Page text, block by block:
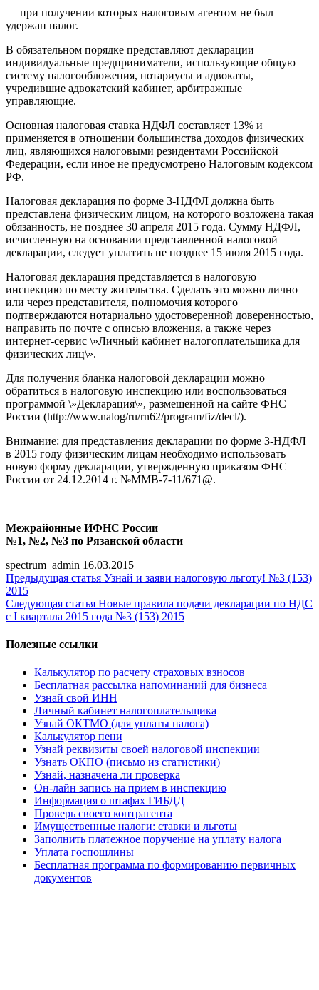
— при получении которых налоговым агентом не был
удержан налог.
В обязательном порядке представляют декларации
индивидуальные предприниматели, использующие общую
систему налогообложения, нотариусы и адвокаты,
учредившие адвокатский кабинет, арбитражные
управляющие.
Основная налоговая ставка НДФЛ составляет 13% и
применяется в отношении большинства доходов физических
лиц, являющихся налоговыми резидентами Российской
Федерации, если иное не предусмотрено Налоговым кодексом
РФ.
Налоговая декларация по форме 3-НДФЛ должна быть
представлена физическим лицом, на которого возложена такая
обязанность, не позднее 30 апреля 2015 года. Сумму НДФЛ,
исчисленную на основании представленной налоговой
декларации, следует уплатить не позднее 15 июля 2015 года.
Налоговая декларация представляется в налоговую
инспекцию по месту жительства. Сделать это можно лично
или через представителя, полномочия которого
подтверждаются нотариально удостоверенной доверенностью,
направить по почте с описью вложения, а также через
интернет-сервис \»Личный кабинет налогоплательщика для
физических лиц\».
Для получения бланка налоговой декларации можно
обратиться в налоговую инспекцию или воспользоваться
программой \»Декларация\», размещенной на сайте ФНС
России (http://www.nalog/ru/rn62/program/fiz/decl/).
Внимание: для представления декларации по форме 3-НДФЛ
в 2015 году физическим лицам необходимо использовать
новую форму декларации, утвержденную приказом ФНС
России от 24.12.2014 г. №ММВ-7-11/671@.
Межрайонные ИФНС России
№1, №2, №3 по Рязанской области
spectrum_admin 16.03.2015
Предыдущая статья Узнай и заяви налоговую льготу! №3 (153)
2015
Следующая статья Новые правила подачи декларации по НДС
с I квартала 2015 года №3 (153) 2015
Полезные ссылки
Калькулятор по расчету страховых взносов
Бесплатная рассылка напоминаний для бизнеса
Узнай свой ИНН
Личный кабинет налогоплательщика
Узнай ОКТМО (для уплаты налога)
Калькулятор пени
Узнай реквизиты своей налоговой инспекции
Узнать ОКПО (письмо из статистики)
Узнай, назначена ли проверка
Он-лайн запись на прием в инспекцию
Информация о штафах ГИБДД
Проверь своего контрагента
Имущественные налоги: ставки и льготы
Заполнить платежное поручение на уплату налога
Уплата госпошлины
Бесплатная программа по формированию первичных
документов